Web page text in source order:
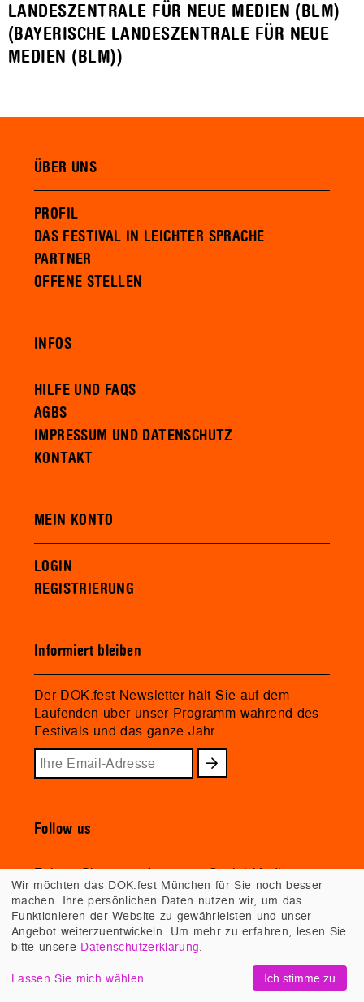
LANDESZENTRALE FÜR NEUE MEDIEN (BLM)
(BAYERISCHE LANDESZENTRALE FÜR NEUE
MEDIEN (BLM))
ÜBER UNS
PROFIL
DAS FESTIVAL IN LEICHTER SPRACHE
PARTNER
OFFENE STELLEN
INFOS
HILFE UND FAQS
AGBS
IMPRESSUM UND DATENSCHUTZ
KONTAKT
MEIN KONTO
LOGIN
REGISTRIERUNG
Informiert bleiben
Der DOK.fest Newsletter hält Sie auf dem
Laufenden über unser Programm während des
Festivals und das ganze Jahr.
Follow us
Folgen Sie uns auf unseren Social-Media-
Kanälen!
Wir möchten das DOK.fest München für Sie noch besser
machen. Ihre persönlichen Daten nutzen wir, um das
Funktionieren der Website zu gewährleisten und unser
Angebot weiterzuentwickeln. Um mehr zu erfahren, lesen Sie
bitte unsere Datenschutzerklärung.
Lassen Sie mich wählen Ich stimme zu